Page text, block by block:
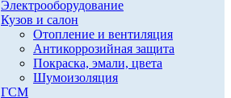
Электрооборудование
Кузов и салон
Отопление и вентиляция
Антикоррозийная защита
Покраска, эмали, цвета
Шумоизоляция
ГСМ